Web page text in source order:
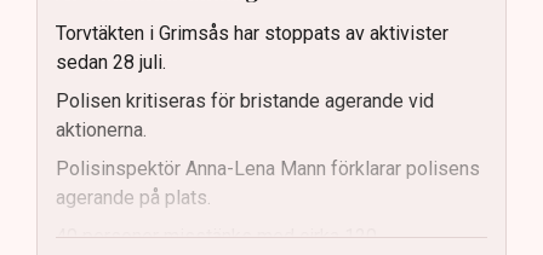
Torvtäkten i Grimsås har stoppats av aktivister
sedan 28 juli.
Polisen kritiseras för bristande agerande vid
aktionerna.
Polisinspektör Anna-Lena Mann förklarar polisens
agerande på plats.
40 personer misstänks med cirka 120